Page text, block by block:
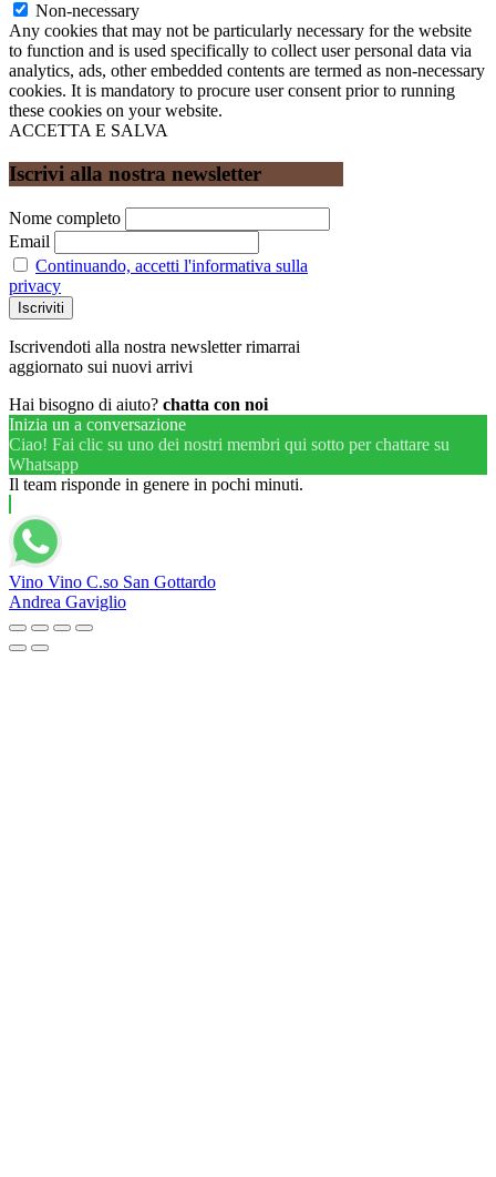
Non-necessary
Any cookies that may not be particularly necessary for the website
to function and is used specifically to collect user personal data via
analytics, ads, other embedded contents are termed as non-necessary
cookies. It is mandatory to procure user consent prior to running
these cookies on your website.
ACCETTA E SALVA
Iscrivi alla nostra newsletter
Nome completo
Email
Continuando, accetti l'informativa sulla
privacy
Iscrivendoti alla nostra newsletter rimarrai
aggiornato sui nuovi arrivi
Hai bisogno di aiuto? chatta con noi
Inizia un a conversazione
Ciao! Fai clic su uno dei nostri membri qui sotto per chattare su
Whatsapp
Il team risponde in genere in pochi minuti.
Vino Vino C.so San Gottardo
Andrea Gaviglio